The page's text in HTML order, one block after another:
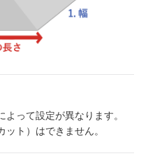
って設定が異なります。
ト）はできません。